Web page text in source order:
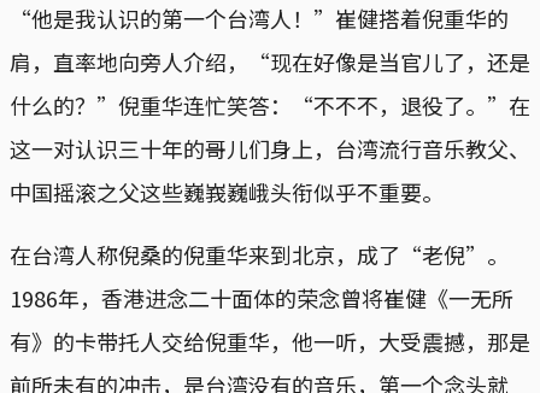
“他是我认识的第一个台湾人！”崔健搭着倪重华的
肩，直率地向旁人介绍，“现在好像是当官儿了，还是
什么的？”倪重华连忙笑答：“不不不，退役了。”在
这一对认识三十年的哥儿们身上，台湾流行音乐教父、
中国摇滚之父这些巍峩巍峨头衔似乎不重要。
在台湾人称倪桑的倪重华来到北京，成了“老倪”。
1986年，香港进念二十面体的荣念曾将崔健《一无所
有》的卡带托人交给倪重华，他一听，大受震撼，那是
前所未有的冲击，是台湾没有的音乐，第一个念头就